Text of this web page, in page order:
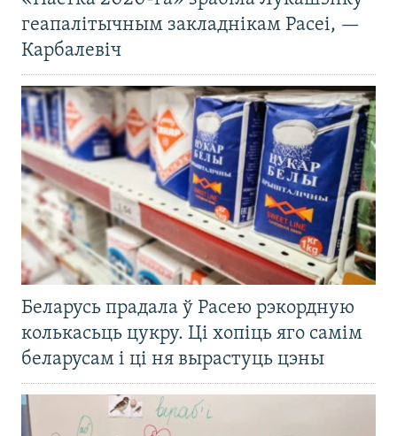
геапалітычным закладнікам Расеі, —
Карбалевіч
Беларусь прадала ў Расею рэкордную
колькасьць цукру. Ці хопіць яго самім
беларусам і ці ня вырастуць цэны